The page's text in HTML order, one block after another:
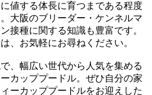
値する体長に育つまである程度
大阪のブリーダー・ケンネルマ
接種に関する知識も豊富です。
、お気軽にお尋ねください。
、幅広い世代から人気を集める
カッププードル。ぜひ自分の家
ーカッププードルをお迎えした